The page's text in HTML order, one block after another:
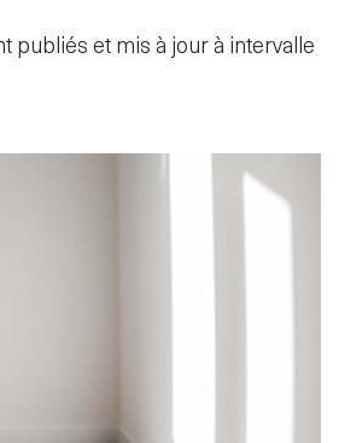
publiés et mis à jour à intervalle